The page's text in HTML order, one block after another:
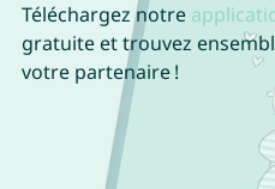
Téléchargez notre
gratuite et trouvez
votre partenaire !